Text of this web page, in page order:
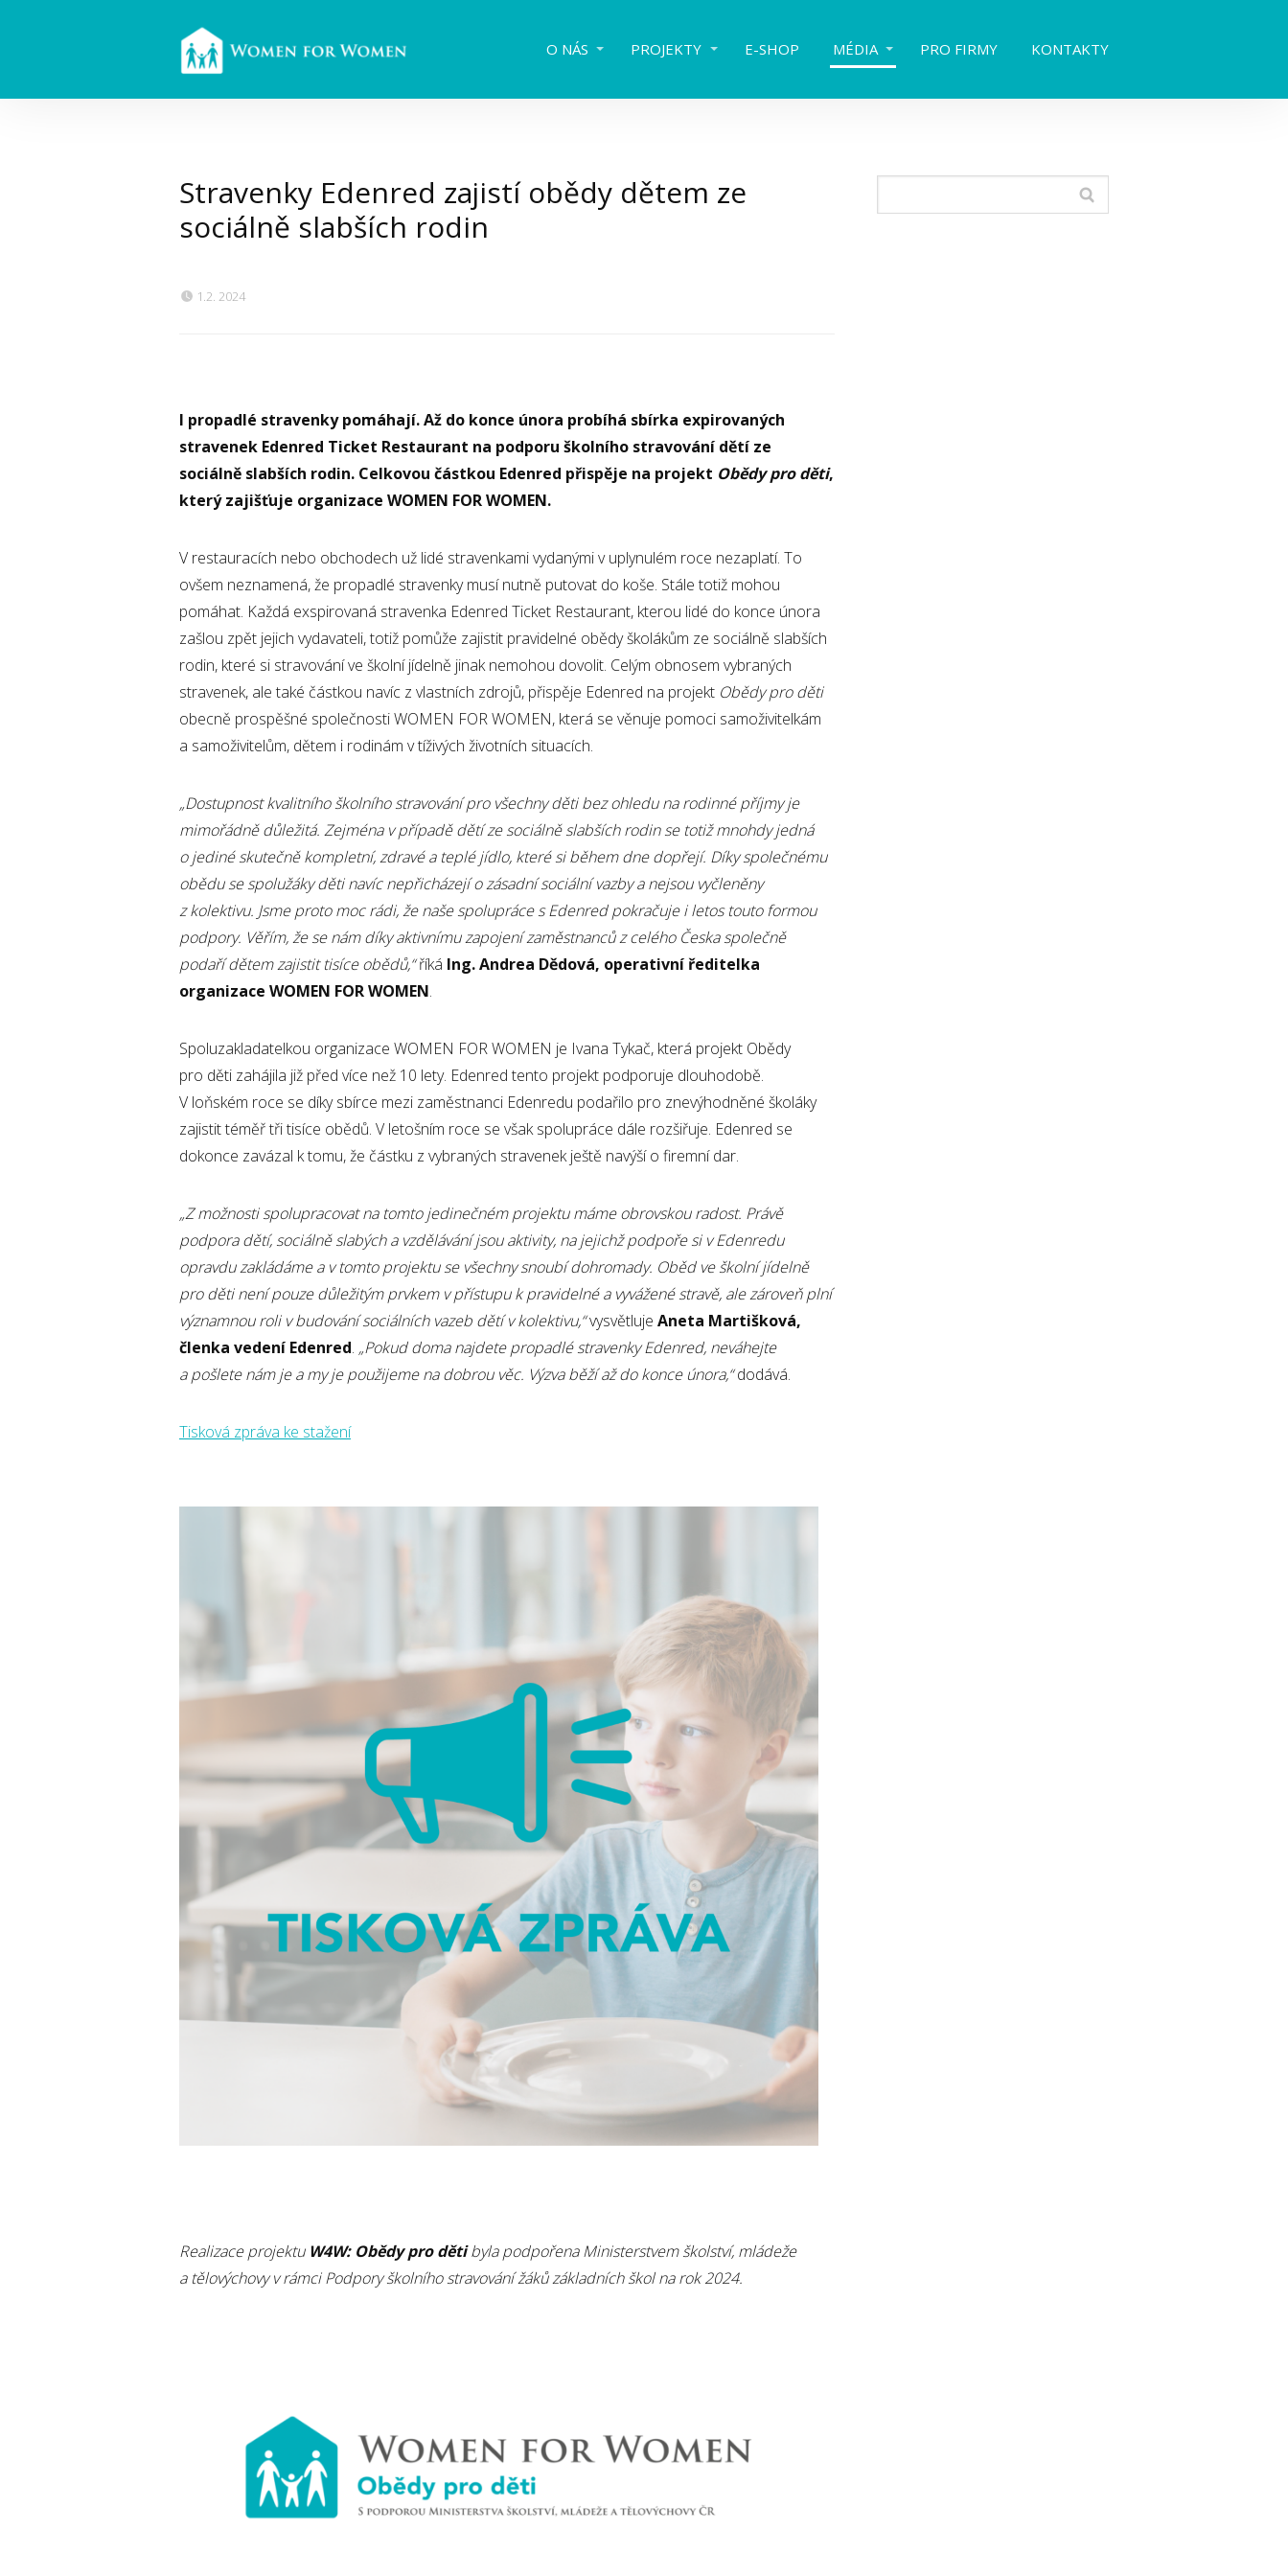
O NÁS PROJEKTY E-SHOP MÉDIA PRO FIRMY KONTAKTY
Stravenky Edenred zajistí obědy dětem ze
sociálně slabších rodin
1.2. 2024
I propadlé stravenky pomáhají. Až do konce února probíhá sbírka expirovaných
stravenek Edenred Ticket Restaurant na podporu školního stravování dětí ze
sociálně slabších rodin. Celkovou částkou Edenred přispěje na projekt Obědy pro děti,
který zajišťuje organizace WOMEN FOR WOMEN.
V restauracích nebo obchodech už lidé stravenkami vydanými v uplynulém roce nezaplatí. To
ovšem neznamená, že propadlé stravenky musí nutně putovat do koše. Stále totiž mohou
pomáhat. Každá exspirovaná stravenka Edenred Ticket Restaurant, kterou lidé do konce února
zašlou zpět jejich vydavateli, totiž pomůže zajistit pravidelné obědy školákům ze sociálně slabších
rodin, které si stravování ve školní jídelně jinak nemohou dovolit. Celým obnosem vybraných
stravenek, ale také částkou navíc z vlastních zdrojů, přispěje Edenred na projekt Obědy pro děti
obecně prospěšné společnosti WOMEN FOR WOMEN, která se věnuje pomoci samoživitelkám
a samoživitelům, dětem i rodinám v tíživých životních situacích.
„Dostupnost kvalitního školního stravování pro všechny děti bez ohledu na rodinné příjmy je
mimořádně důležitá. Zejména v případě dětí ze sociálně slabších rodin se totiž mnohdy jedná
o jediné skutečně kompletní, zdravé a teplé jídlo, které si během dne dopřejí. Díky společnému
obědu se spolužáky děti navíc nepřicházejí o zásadní sociální vazby a nejsou vyčleněny
z kolektivu. Jsme proto moc rádi, že naše spolupráce s Edenred pokračuje i letos touto formou
podpory. Věřím, že se nám díky aktivnímu zapojení zaměstnanců z celého Česka společně
podaří dětem zajistit tisíce obědů,“říká Ing. Andrea Dědová, operativní ředitelka
organizace WOMEN FOR WOMEN.
Spoluzakladatelkou organizace WOMEN FOR WOMEN je Ivana Tykač, která projekt Obědy
pro děti zahájila již před více než 10 lety. Edenred tento projekt podporuje dlouhodobě.
V loňském roce se díky sbírce mezi zaměstnanci Edenredu podařilo pro znevýhodněné školáky
zajistit téměř tři tisíce obědů. V letošním roce se však spolupráce dále rozšiřuje. Edenred se
dokonce zavázal k tomu, že částku z vybraných stravenek ještě navýší o firemní dar.
„Z možnosti spolupracovat na tomto jedinečném projektu máme obrovskou radost. Právě
podpora dětí, sociálně slabých a vzdělávání jsou aktivity, na jejichž podpoře si v Edenredu
opravdu zakládáme a v tomto projektu se všechny snoubí dohromady. Oběd ve školní jídelně
pro děti není pouze důležitým prvkem v přístupu k pravidelné a vyvážené stravě, ale zároveň plní
významnou roli v budování sociálních vazeb dětí v kolektivu,“vysvětluje Aneta Martišková,
členka vedení Edenred. „Pokud doma najdete propadlé stravenky Edenred, neváhejte
a pošlete nám je a my je použijeme na dobrou věc. Výzva běží až do konce února,“dodává.
Tisková zpráva ke stažení
Realizace projektu W4W: Obědy pro dětibyla podpořena Ministerstvem školství, mládeže
a tělovýchovy v rámci Podpory školního stravování žáků základních škol na rok 2024.